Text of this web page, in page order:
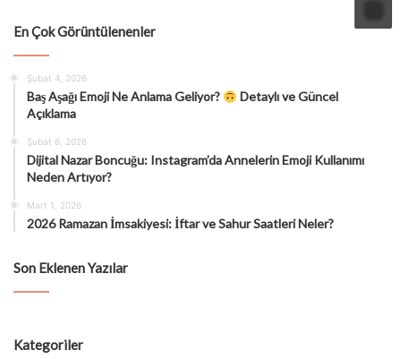
En Çok Görüntülenenler
Şubat 4, 2026
Baş Aşağı Emoji Ne Anlama Geliyor?
Detaylı ve Güncel
Açıklama
Şubat 6, 2026
Dijital Nazar Boncuğu: Instagram’da Annelerin Emoji Kullanımı
Neden Artıyor?
Mart 1, 2026
2026 Ramazan İmsakiyesi: İftar ve Sahur Saatleri Neler?
Son Eklenen Yazılar
Kategoriler